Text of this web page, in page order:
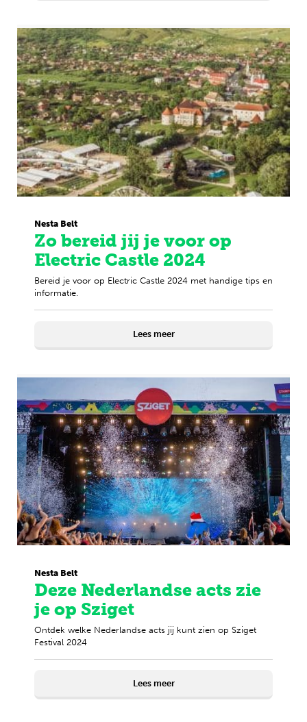
Nesta Belt
Zo bereid jij je voor op
Electric Castle 2024
Bereid je voor op Electric Castle 2024 met handige tips en
informatie.
Lees meer
Nesta Belt
Deze Nederlandse acts zie
je op Sziget
Ontdek welke Nederlandse acts jij kunt zien op Sziget
Festival 2024
Lees meer